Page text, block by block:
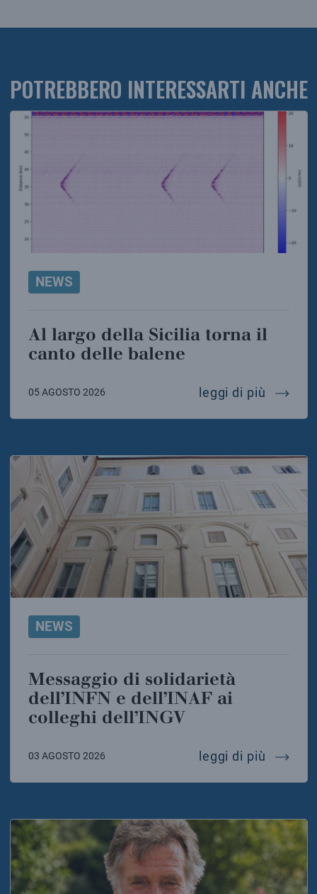
POTREBBERO INTERESSARTI ANCHE
NEWS
Al largo della Sicilia torna il
canto delle balene
05 AGOSTO 2026 leggi di più al
NEWS
Messaggio di solidarietà
dell’INFN e dell’INAF ai
colleghi dell’INGV
03 AGOSTO 2026 leggi di più